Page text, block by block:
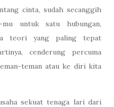
cinta, sudah secanggih
untuk satu hubungan,
teori yang paling tepat
cenderung percuma
teman atau ke diri kita
sekuat tenaga lari dari